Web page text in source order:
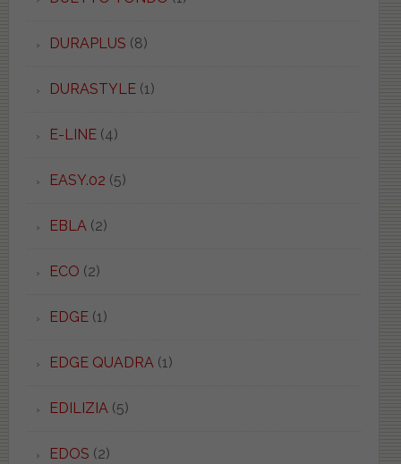
DURAPLUS (8)
DURASTYLE(1)
E-LINE(4)
EASY.02 (5)
EBLA(2)
ECO (2)
EDGE(1)
EDGE QUADRA(1)
EDILIZIA(5)
EDOS (2)